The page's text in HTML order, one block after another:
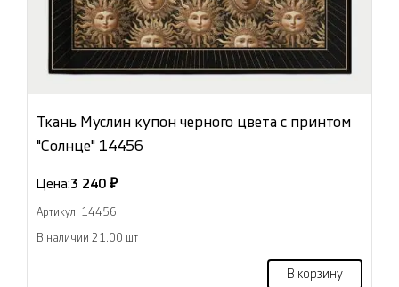
Ткань Муслин купон черного цвета с принтом
"Солнце" 14456
Цена:3 240 ₽
Артикул: 14456
В наличии 21.00 шт
В корзину